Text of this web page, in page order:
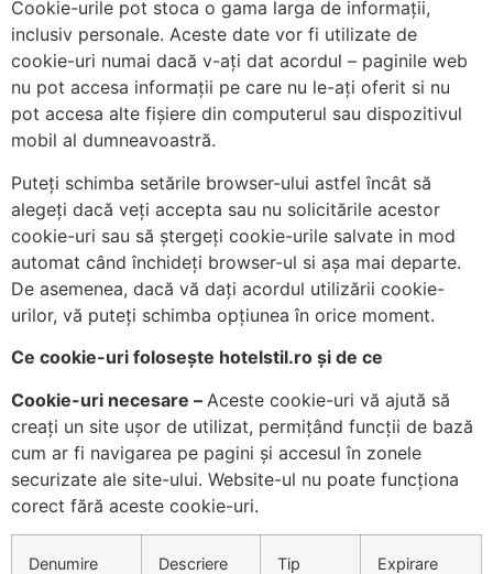
Cookie-urile pot stoca o gama larga de informații,
inclusiv personale. Aceste date vor fi utilizate de
cookie-uri numai dacă v-ați dat acordul – paginile web
nu pot accesa informații pe care nu le-ați oferit si nu
pot accesa alte fișiere din computerul sau dispozitivul
mobil al dumneavoastră.
Puteți schimba setările browser-ului astfel încât să
alegeți dacă veți accepta sau nu solicitările acestor
cookie-uri sau să ștergeți cookie-urile salvate in mod
automat când închideți browser-ul si așa mai departe.
De asemenea, dacă vă dați acordul utilizării cookie-
urilor, vă puteți schimba opțiunea în orice moment.
Ce cookie-uri folosește hotelstil.ro și de ce
Cookie-uri necesare – Aceste cookie-uri vă ajută să
creați un site ușor de utilizat, permițând funcții de bază
cum ar fi navigarea pe pagini și accesul în zonele
securizate ale site-ului. Website-ul nu poate funcționa
corect fără aceste cookie-uri.
Denumire
Descriere Tip Expirare